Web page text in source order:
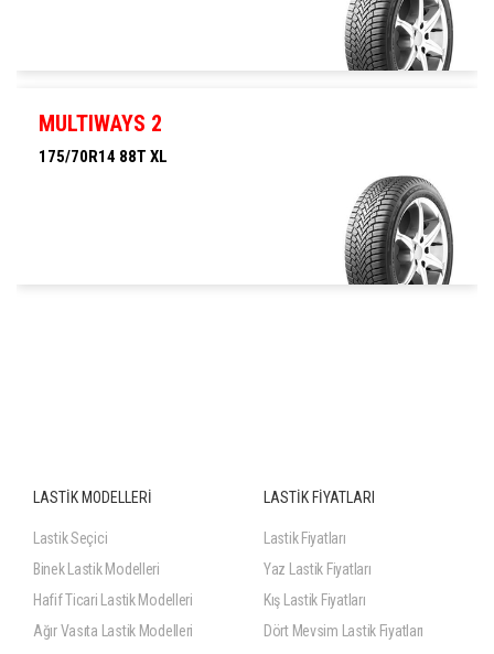
MULTIWAYS 2
175/70R14 88T XL
LASTİK MODELLERİ
Lastik Seçici
Binek Lastik Modelleri
Hafif Ticari Lastik Modelleri
Ağır Vasıta Lastik Modelleri
LASTİK FİYATLARI
Lastik Fiyatları
Yaz Lastik Fiyatları
Kış Lastik Fiyatları
Dört Mevsim Lastik Fiyatları